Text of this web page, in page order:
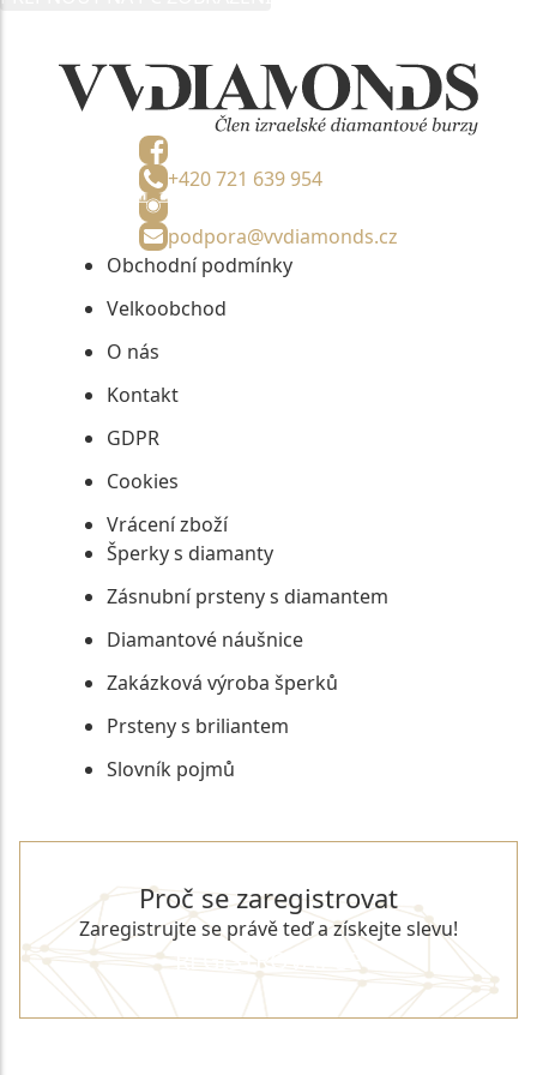
+420 721 639 954
podpora@vvdiamonds.cz
Obchodní podmínky
Velkoobchod
O nás
Kontakt
GDPR
Cookies
Vrácení zboží
Šperky s diamanty
Zásnubní prsteny s diamantem
Diamantové náušnice
Zakázková výroba šperků
Prsteny s briliantem
Slovník pojmů
Proč se zaregistrovat
Zaregistrujte se právě teď a získejte slevu!
REGISTROVAT SE